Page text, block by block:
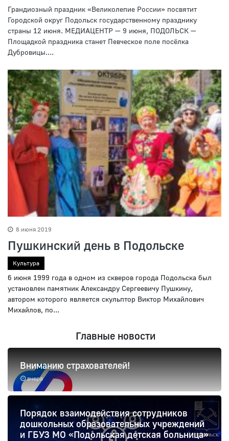
Грандиозный праздник «Великолепие России» посвятит
Городской округ Подольск государственному празднику
страны 12 июня. МЕДИАЦЕНТР — 9 июня, ПОДОЛЬСК —
Площадкой праздника станет Певческое поле посёлка
Дубровицы....
8 июня 2019
Пушкинский день в Подольске
Культура
6 июня 1999 года в одном из скверов города Подольска был
установлен памятник Александру Сергеевичу Пушкину,
автором которого является скульптор Виктор Михайлович
Михайлов, по...
Главные новости
вчера
Вниманию страхователей!
Порядок взаимодействия сотрудников
дошкольных образовательных учреждений
и ГБУЗ МО «Подольская детская больница»